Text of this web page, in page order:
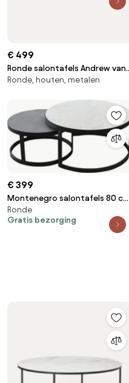
€ 499
Ronde salontafels Andrew van
mangohout, 2-delig
Ronde, houten, metalen
€ 399
Montenegro salontafels 80 cm
rond en 60 cm rond keramiek
antraciet
Ronde
Gratis bezorging